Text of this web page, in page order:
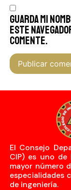
Guarda mi
este
comente.
El Consejo
CIP) es uno
mayor número
especialidades
de ingeniería.